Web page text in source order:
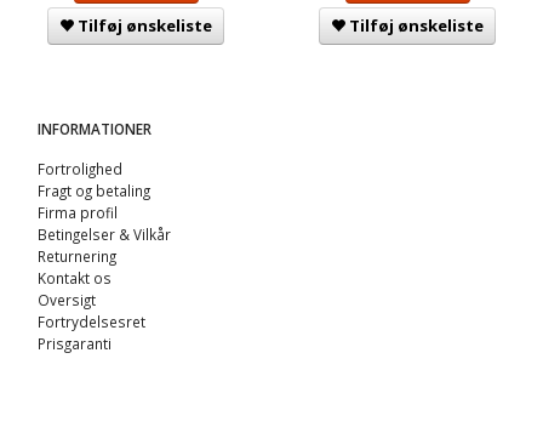
Tilføj ønskeliste
Tilføj ønskeliste
INFORMATIONER
Fortrolighed
Fragt og betaling
Firma profil
Betingelser & Vilkår
Returnering
Kontakt os
Oversigt
Fortrydelsesret
Prisgaranti